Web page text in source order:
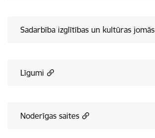
Sadarbība izglītības un kultūras jomās
Līgumi
Noderīgas saites